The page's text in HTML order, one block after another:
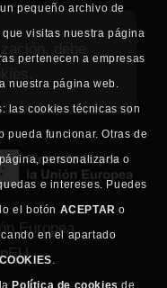
Europea
pequeño archivo de
visitas nuestra página
pertenecen a empresas
nuestra página web.
las cookies técnicas son
pueda funcionar. Otras de
personalizarla o
e intereses. Puedes
el botón ACEPTAR o
en el apartado
.
Política de cookies de